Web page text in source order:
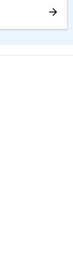
arrow_forward